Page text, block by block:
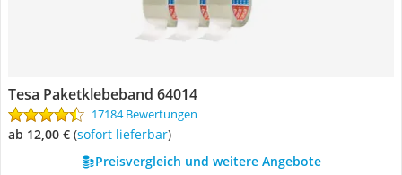
Tesa Paketklebeband 64014
17184 Bewertungen
ab 12,00 € ( Sofort lieferbar)
Preisvergleich und weitere Angebote